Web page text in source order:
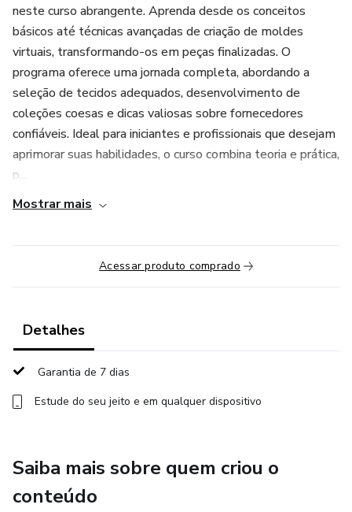
neste curso abrangente. Aprenda desde os conceitos
básicos até técnicas avançadas de criação de moldes
virtuais, transformando-os em peças finalizadas. O
programa oferece uma jornada completa, abordando a
seleção de tecidos adequados, desenvolvimento de
coleções coesas e dicas valiosas sobre fornecedores
confiáveis. Ideal para iniciantes e profissionais que desejam
aprimorar suas habilidades, o curso combina teoria e prática,
p...
Mostrar mais
Acessar produto comprado
Detalhes
Garantia de 7 dias
Estude do seu jeito e em qualquer dispositivo
Saiba mais sobre quem criou o
conteúdo